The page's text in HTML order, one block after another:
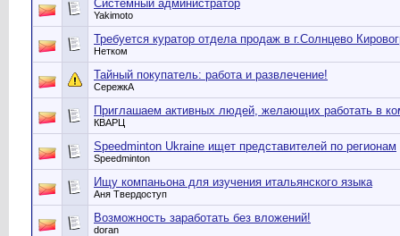
Системный администратор
Yakimoto
Требуется куратор отдела продаж в г.Солнцево
Нетком
Тайный покупатель: работа и развлечение!
СережкА
Приглашаем активных людей, желающих работать в
КВАРЦ
Speedminton Ukraine ищет представителей по регионам
Speedminton
Ищу компаньона для изучения итальянского языка
Аня Твердоступ
Возможность заработать без вложений!
doran